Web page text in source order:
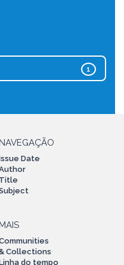
1
NAVEGAÇÃO
Date
Title
MAIS
Collections
do tempo